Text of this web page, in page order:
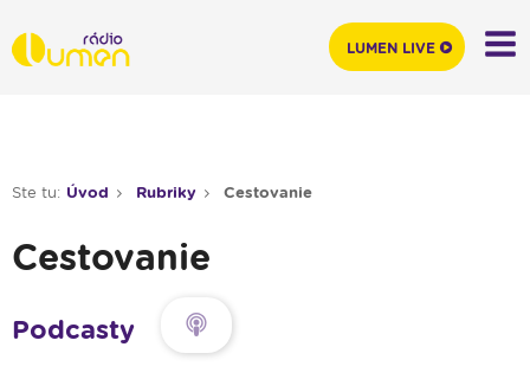
Ste tu: Úvod Rubriky Cestovanie
Cestovanie
Podcasty
LUMEN LIVE